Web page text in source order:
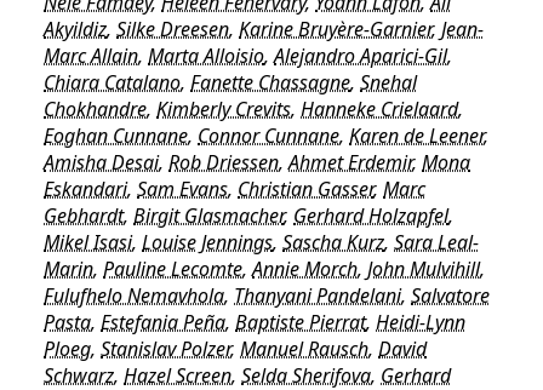
Akyildiz, Silke Dreesen, Karine Bruyère-Garnier, Jean-
Marc Allain, Marta Alloisio,Alejandro Aparici-Gil,
Chiara Catalano, Fanette Chassagne, Snehal
Chokhandre, Kimberly Crevits, Hanneke Crielaard,
Eoghan Cunnane, Connor Cunnane, Karen de Leener,
Amisha Desai, Rob Driessen,Ahmet Erdemir, Mona
Eskandari, Sam Evans, Christian Gasser, Marc
Gebhardt, Birgit Glasmacher, Gerhard Holzapfel,
Mikel Isasi, Louise Jennings, Sascha Kurz, Sara Leal-
Marin, Pauline Lecomte,Annie Morch, John Mulvihill,
Fulufhelo Nemavhola, Thanyani Pandelani, Salvatore
Pasta, Estefania Peña, Baptiste Pierrat, Heidi-Lynn
Ploeg, Stanislav Polzer, Manuel Rausch, David
Schwarz, Hazel Screen, Selda Sherifova, Gerhard